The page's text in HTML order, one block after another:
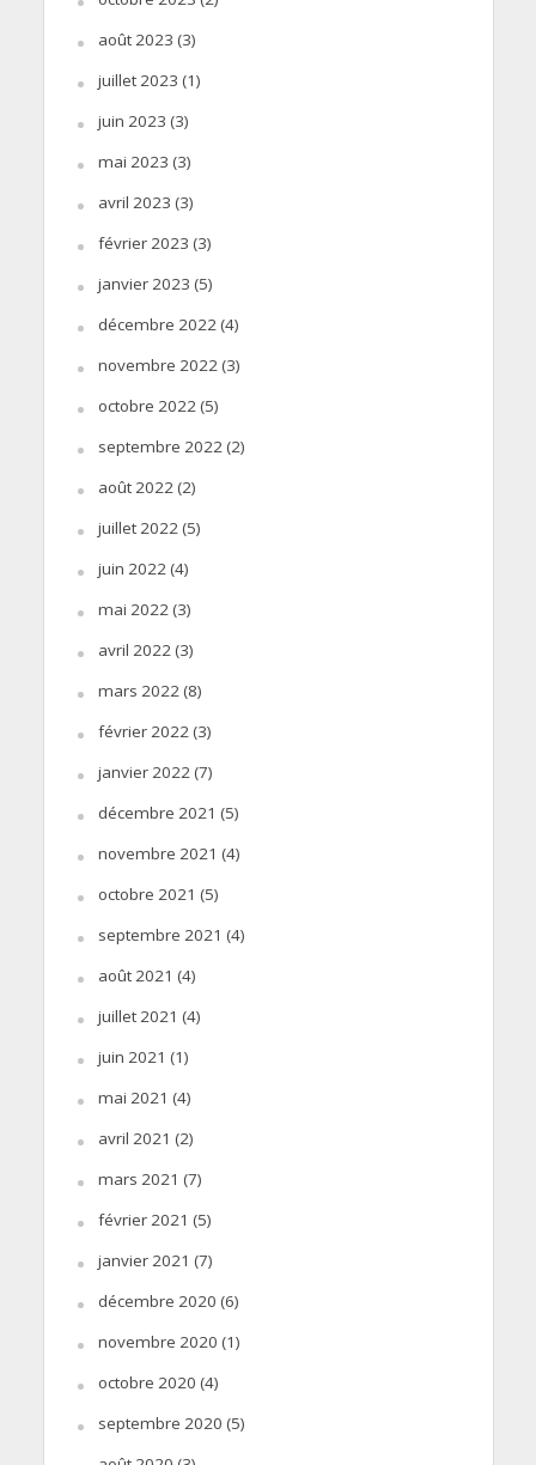
août 2023 (3)
juillet 2023 (1)
juin 2023 (3)
mai 2023 (3)
avril 2023 (3)
février 2023 (3)
janvier 2023 (5)
décembre 2022(4)
novembre 2022(3)
octobre 2022(5)
septembre 2022(2)
août 2022(2)
juillet 2022(5)
juin 2022(4)
mai 2022(3)
avril 2022(3)
mars 2022(8)
février 2022(3)
janvier 2022(7)
décembre 2021 (5)
novembre 2021 (4)
octobre 2021 (5)
septembre 2021 (4)
août 2021 (4)
juillet 2021 (4)
juin 2021 (1)
mai 2021 (4)
avril 2021 (2)
mars 2021 (7)
février 2021 (5)
janvier 2021 (7)
décembre 2020 (6)
novembre 2020 (1)
octobre 2020 (4)
septembre 2020 (5)